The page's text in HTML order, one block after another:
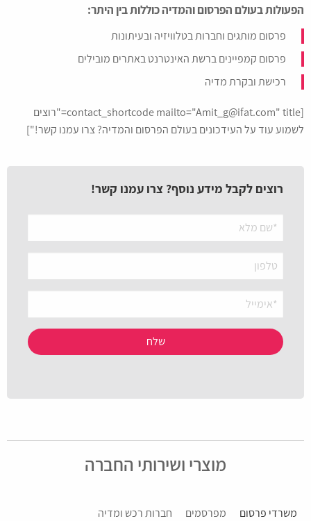
הפעולות בעולם הפרסום והמדיה כוללות בין היתר:
פרסום מותגים וחברות בטלוויזיה ובעיתונות
פרסום קמפיינים ברשת האינטרנט באתרים מובילים
רכישת ובקרת מדיה
[contact_shortcode mailto="Amit_g@ifat.com" title="רוצים
לשמוע עוד על העידכונים בעולם הפרסום והמדיה? צרו עמנו קשר!"]
רוצים לקבל מידע נוסף? צרו עמנו קשר!
נכשלה.
נסה
יותר
או
פנה
בשיטה
leave
מוצרי ושירותי החברה
משרדי פרסום מפרסמים חברות רכש ומדיה